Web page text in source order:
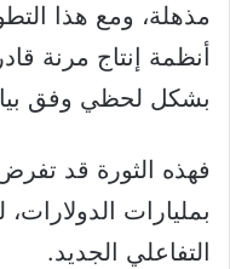
مذهلة، ومع هذا
أنظمة إنتاج مرنة
بشكل لحظي وفق
فهذه الثورة قد
بمليارات
التفاعلي الجديد.